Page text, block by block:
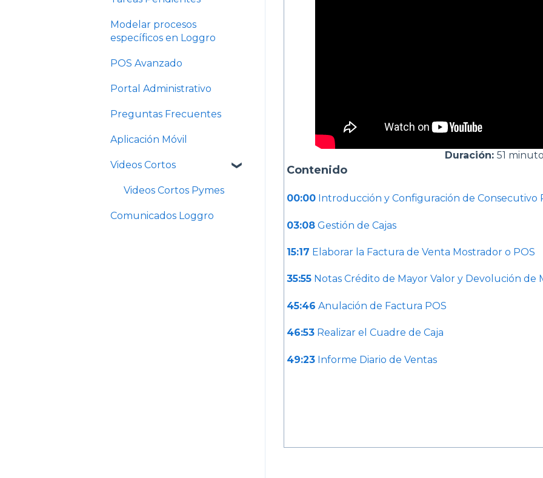
Duración:51
Contenido
00:00Introducción y Configuración de Consecutivo
03:08Gestión de Cajas
15:17 Elaborar la Factura de Venta Mostrador o POS
35:55Notas Crédito de Mayor Valor y Devolución de
45:46 Anulación de Factura POS
46:53Realizar el Cuadre de Caja
49:23Informe Diario de Ventas
Modelar procesos
específicos en Loggro
POS Avanzado
Portal Administrativo
Preguntas Frecuentes
Aplicación Móvil
Videos Cortos
Videos Cortos Pymes
Comunicados Loggro